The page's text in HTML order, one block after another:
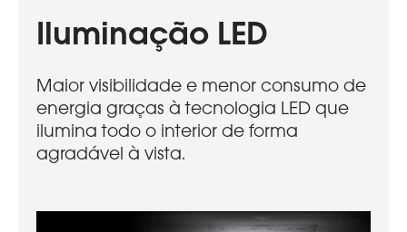
Iluminação LED
Maior visibilidade e menor consumo de
energia graças à tecnologia LED que
ilumina todo o interior de forma
agradável à vista.